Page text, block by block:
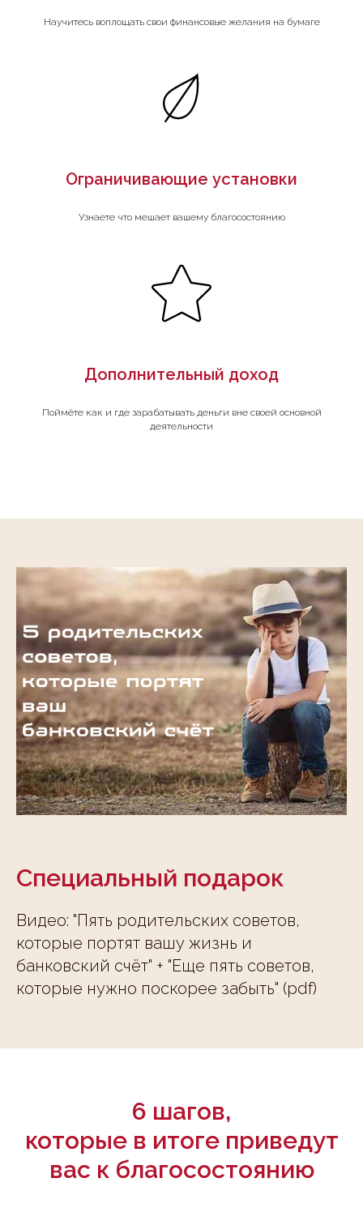
Научитесь воплощать свои финансовые желания на бумаге
Ограничивающие установки
Узнаете что мешает вашему благосостоянию
Дополнительный доход
Поймёте как и где зарабатывать деньги вне своей основной
деятельности
Специальный подарок
Видео: "Пять родительских советов,
которые портят вашу жизнь и
банковский счёт" + "Еще пять советов,
которые нужно поскорее забыть" (pdf)
6 шагов,
которые в итоге приведут
вас к благосостоянию